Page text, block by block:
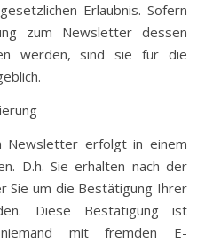
Erlaubnis. Sofern
zum Newsletter dessen
werden, sind sie für die
Newsletter erfolgt in einem
D.h. Sie erhalten nach der
Sie um die Bestätigung Ihrer
Diese Bestätigung ist
mit fremden E-